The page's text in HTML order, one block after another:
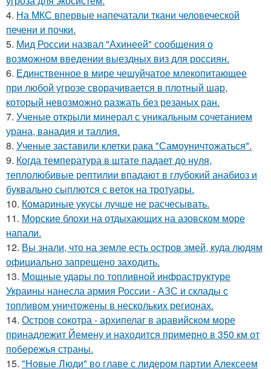
4. На МКС впервые напечатали ткани человеческой
печени и почки.
5. Мид России назвал "Ахинеей" сообщения о
возможном введении выездных виз для россиян.
6. Единственное в мире чешуйчатое млекопитающее
при любой угрозе сворачивается в плотный шар,
который невозможно разжать без резаных ран.
7. Ученые открыли минерал с уникальным сочетанием
урана, ванадия и таллия.
8. Ученые заставили клетки рака "Самоуничтожаться".
9. Когда температура в штате падает до нуля,
теплолюбивые рептилии впадают в глубокий анабиоз и
буквально сыплются с веток на тротуары.
10. Комариные укусы лучше не расчесывать.
11. Морские блохи на отдыхающих на азовском море
напали.
12. Вы знали, что на земле есть остров змей, куда людям
официально запрещено заходить.
13. Мощные удары по топливной инфраструктуре
Украины нанесла армия России - АЗС и склады с
топливом уничтожены в нескольких регионах.
14. Остров сокотра - архипелаг в аравийском море
принадлежит Йемену и находится примерно в 350 км от
побережья страны.
15. "Новые Люди" во главе с лидером партии Алексеем